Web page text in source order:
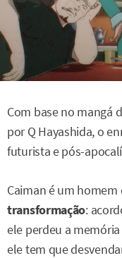
Com base no mangá
por Q Hayashida, o
futurista e pós-
Caiman é um
transformação:
ele perdeu a
ele tem que